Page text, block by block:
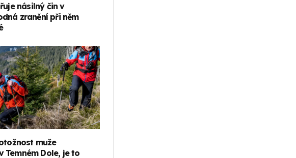
násilný čin v
zranění při něm
muže
Temném Dole, je to